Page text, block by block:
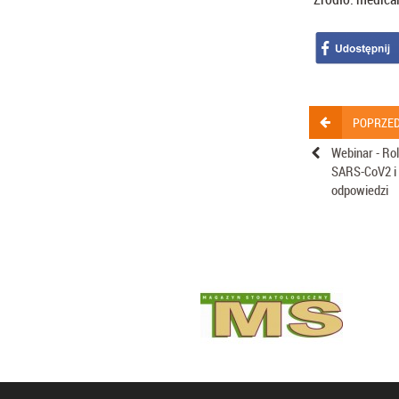
Webinar -
SARS-CoV2
odpowiedzi